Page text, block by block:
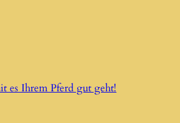
es Ihrem Pferd gut geht!